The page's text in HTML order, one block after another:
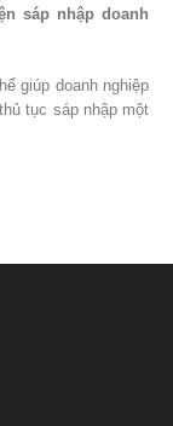
sáp nhập doanh
giúp doanh nghiệp
tục sáp nhập một